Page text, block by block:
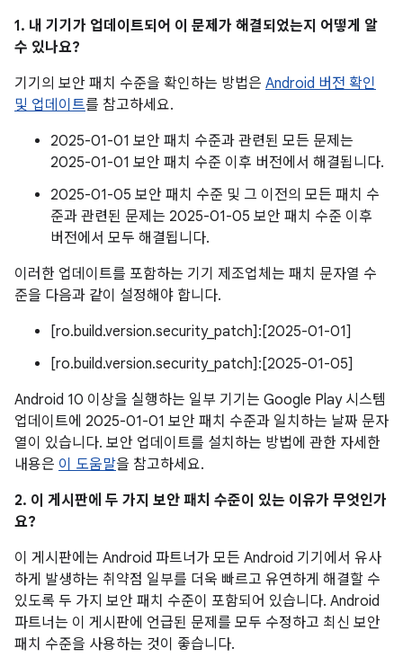
1. 내 기기가 업데이트되어 이 문제가 해결되었는지 어떻게 알
수 있나요?
기기의 보안 패치 수준을 확인하는 방법은 Android 버전 확인
및 업데이트를 참고하세요.
2025-01-01 보안 패치 수준과 관련된 모든 문제는
2025-01-01 보안 패치 수준 이후 버전에서 해결됩니다.
2025-01-05 보안 패치 수준 및 그 이전의 모든 패치 수
준과 관련된 문제는 2025-01-05 보안 패치 수준 이후
버전에서 모두 해결됩니다.
이러한 업데이트를 포함하는 기기 제조업체는 패치 문자열 수
준을 다음과 같이 설정해야 합니다.
[ro.build.version.security_patch]:[2025-01-01]
[ro.build.version.security_patch]:[2025-01-05]
Android 10 이상을 실행하는 일부 기기는 Google Play 시스템
업데이트에 2025-01-01 보안 패치 수준과 일치하는 날짜 문자
열이 있습니다. 보안 업데이트를 설치하는 방법에 관한 자세한
내용은 이 도움말을 참고하세요.
2. 이 게시판에 두 가지 보안 패치 수준이 있는 이유가 무엇인가
요?
이 게시판에는 Android 파트너가 모든 Android 기기에서 유사
하게 발생하는 취약점 일부를 더욱 빠르고 유연하게 해결할 수
있도록 두 가지 보안 패치 수준이 포함되어 있습니다. Android
파트너는 이 게시판에 언급된 문제를 모두 수정하고 최신 보안
패치 수준을 사용하는 것이 좋습니다.